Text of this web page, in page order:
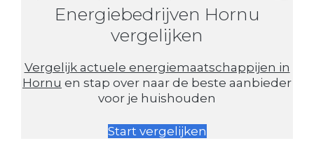
Energiebedrijven Hornu
vergelijken
Vergelijk actuele energiemaatschappijen in
Hornu en stap over naar de beste aanbieder
voor je huishouden
Start vergelijken